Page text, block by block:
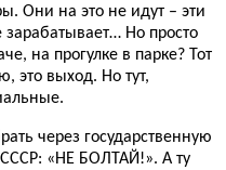
Они на это не идут – эти
Но просто
на прогулке в парке? Тот
это выход. Но тут,
через государственную
«НЕ БОЛТАЙ!». А ту